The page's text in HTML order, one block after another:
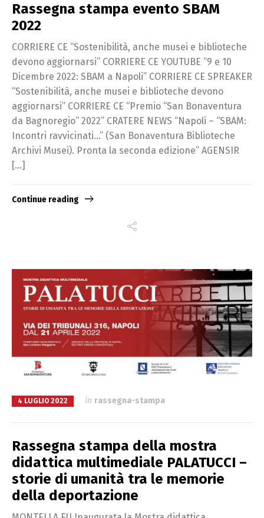
Rassegna stampa evento SBAM
2022
CORRIERE CE “Sostenibilità, anche musei e biblioteche
devono aggiornarsi” CORRIERE CE YOUTUBE “9 e 10
Dicembre 2022: SBAM a Napoli” CORRIERE CE SPREAKER
“Sostenibilità, anche musei e biblioteche devono
aggiornarsi” CORRIERE CE “Premio “San Bonaventura
da Bagnoregio” 2022” CRATERE NEWS “Napoli – “SBAM:
Incontri ravvicinati…” (San Bonaventura Biblioteche
Archivi Musei). Pronta la seconda edizione” AGENSIR
[…]
Continue reading
4 LUGLIO 2022 in rassegna-stampa
Rassegna stampa della mostra
didattica multimediale PALATUCCI –
storie di umanità tra le memorie
della deportazione